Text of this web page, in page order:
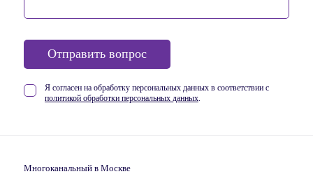
Отправить вопрос
Я согласен на обработку персональных данных в соответствии с
политикой обработки персональных данных
Многоканальный в Москве